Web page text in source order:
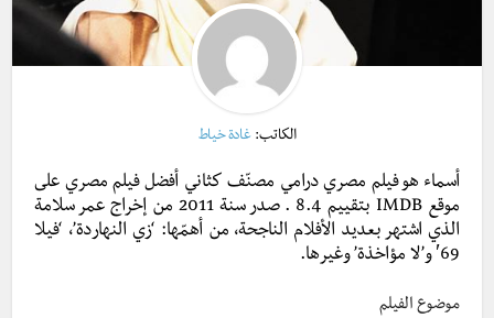
الكاتب:غادة خياط
أسماء هو فيلم مصري درامي مصنّف كثاني أفضل فيلم مصري على
موقع IMDB بتقييم 8.4 . صدر سنة 2011 من إخراج عمر سلامة
الذي اشتهر بعديد الأفلام الناجحة، من أهمّها: ‘زي النهاردة’، ‘فيلا
69′ و’لا مؤاخذة’ وغيرها.
موضوع الفيلم